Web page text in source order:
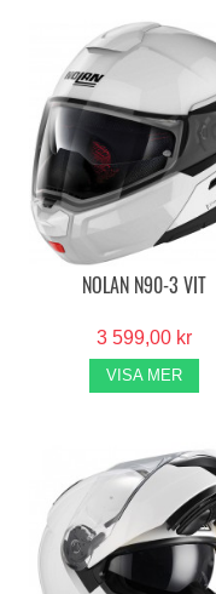
NOLAN N90-3 VIT
3 599,00 kr
VISA MER